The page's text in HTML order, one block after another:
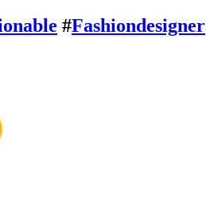
#Fashiondesigner